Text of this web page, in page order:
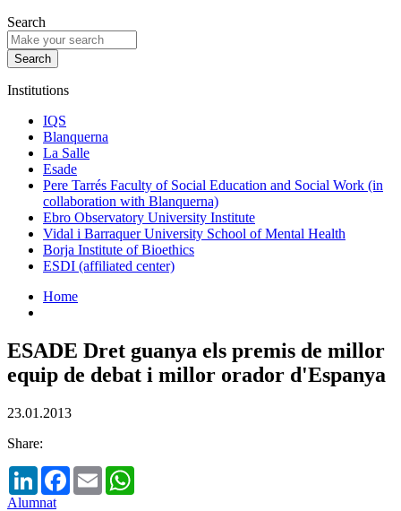
Search
Institutions
IQS
Blanquerna
La Salle
Esade
Pere Tarrés Faculty of Social Education and Social Work (in
collaboration with Blanquerna)
Ebro Observatory University Institute
Vidal i Barraquer University School of Mental Health
Borja Institute of Bioethics
ESDI (affiliated center)
Home
ESADE Dret guanya els premis de millor
equip de debat i millor orador d'Espanya
23.01.2013
Share:
LinkedInFacebook
Email
Alumnat